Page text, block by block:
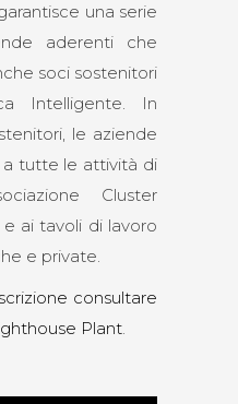
una serie
aderenti che
soci sostenitori
Intelligente. In
le aziende
tutte le attività di
Cluster
ai tavoli di lavoro
e private.
consultare
Plant.